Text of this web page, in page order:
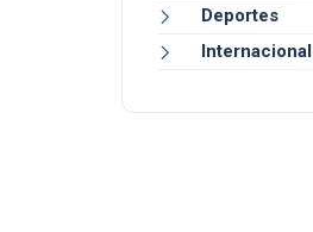
Deportes
Internacional